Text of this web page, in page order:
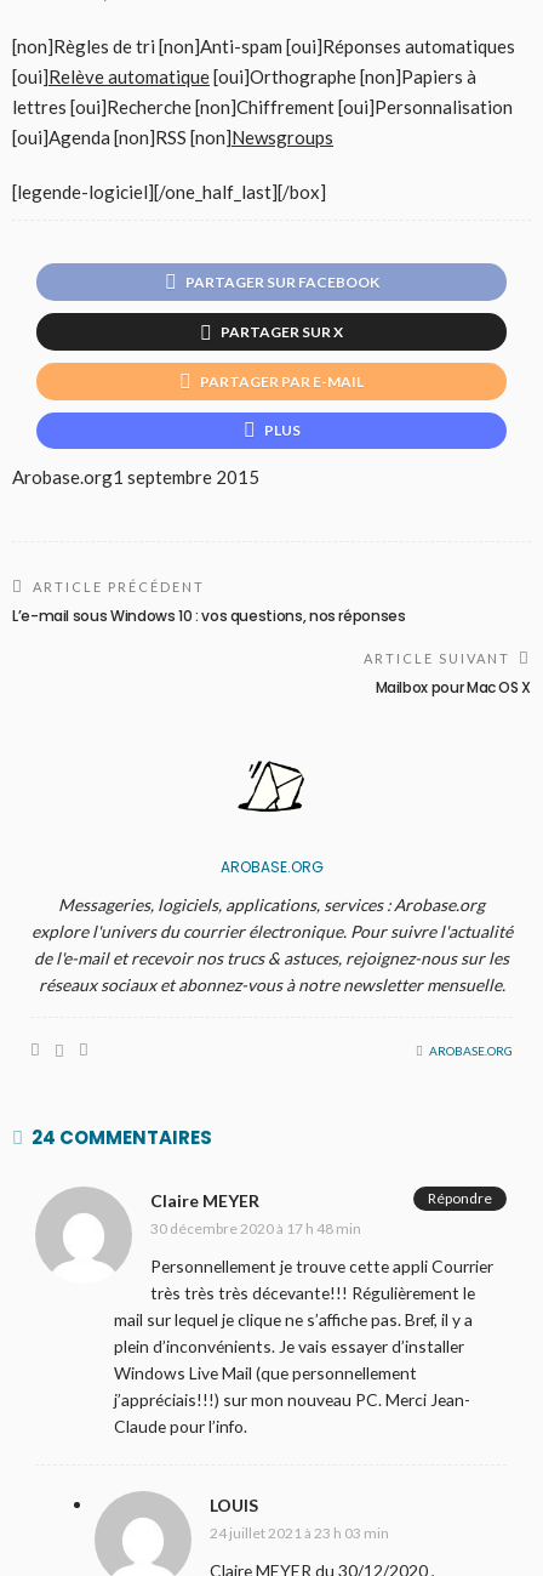
[non]Règles de tri [non]Anti-spam [oui]Réponses automatiques
[oui]Relève automatique[oui]Orthographe [non]Papiers à
lettres [oui]Recherche [non]Chiffrement [oui]Personnalisation
[oui]Agenda [non]RSS [non]Newsgroups
[legende-logiciel][/one_half_last][/box]
PARTAGER SUR FACEBOOK
PARTAGER SUR X
PARTAGER PAR E-MAIL
PLUS
Arobase.org1 septembre 2015
ARTICLE PRÉCÉDENT
L’e-mail sous Windows 10 : vos questions, nos réponses
ARTICLE SUIVANT
Mailbox pour Mac OS X
AROBASE.ORG
Messageries, logiciels, applications, services : Arobase.org
explore l'univers du courrier électronique. Pour suivre l'actualité
de l'e-mail et recevoir nos trucs & astuces, rejoignez-nous sur les
réseaux sociaux et abonnez-vous à notre newsletter mensuelle.
AROBASE.ORG
24 COMMENTAIRES
Claire MEYER
30 décembre 2020 à 17 h 48 min
Personnellement je trouve cette appli Courrier
très très très décevante!!! Régulièrement le
mail sur lequel je clique ne s’affiche pas. Bref, il y a
plein d’inconvénients. Je vais essayer d’installer
Windows Live Mail (que personnellement
j’appréciais!!!) sur mon nouveau PC. Merci Jean-
Claude pour l’info.
Répondre
LOUIS
24 juillet 2021 à 23 h 03 min
Claire MEYER du 30/12/2020 ,